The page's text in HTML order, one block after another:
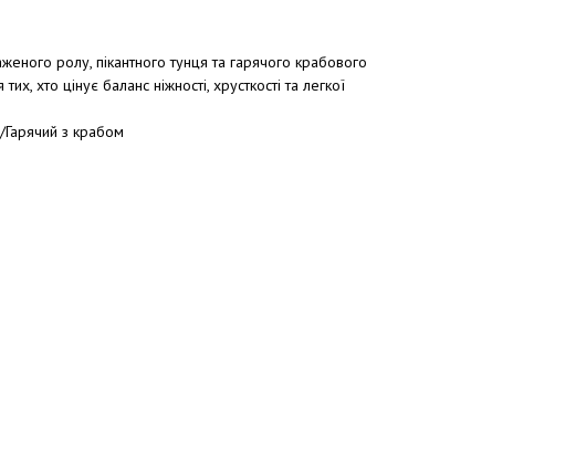
ролу, пікантного тунця та гарячого крабового
хто цінує баланс ніжності, хрусткості та легкої
з крабом